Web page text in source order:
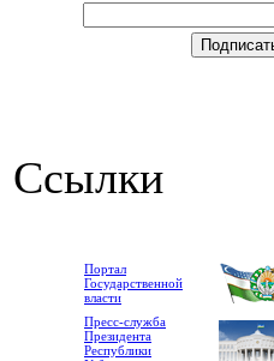
Ссылки
Портал
Государственной
власти
Пресс-служба
Президента
Республики